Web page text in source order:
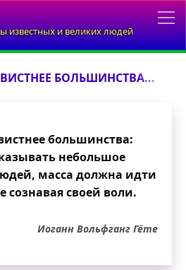
известных и великих людей
БОЛЬШИНСТВА...
большинства:
небольшое
масса должна идти
сознавая своей воли.
Иоганн Вольфганг Гёте